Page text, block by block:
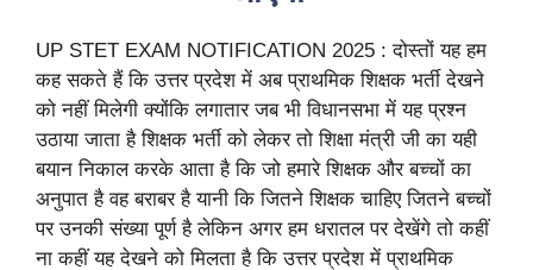
UP STET EXAM NOTIFICATION 2025 : दोस्तों यह हम
कह सकते हैं कि उत्तर प्रदेश में अब प्राथमिक शिक्षक भर्ती देखने
को नहीं मिलेगी क्योंकि लगातार जब भी विधानसभा में यह प्रश्न
उठाया जाता है शिक्षक भर्ती को लेकर तो शिक्षा मंत्री जी का यही
बयान निकाल करके आता है कि जो हमारे शिक्षक और बच्चों का
अनुपात है वह बराबर है यानी कि जितने शिक्षक चाहिए जितने बच्चों
पर उनकी संख्या पूर्ण है लेकिन अगर हम धरातल पर देखेंगे तो कहीं
ना कहीं यह देखने को मिलता है कि उत्तर प्रदेश में प्राथमिक